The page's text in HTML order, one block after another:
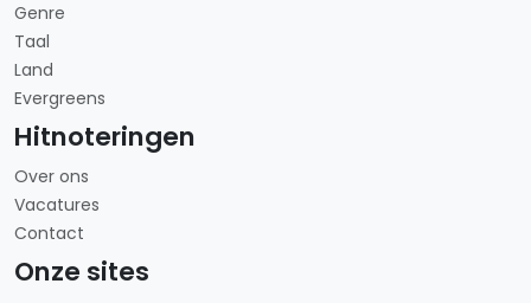
Genre
Taal
Land
Evergreens
Hitnoteringen
Over ons
Vacatures
Contact
Onze sites